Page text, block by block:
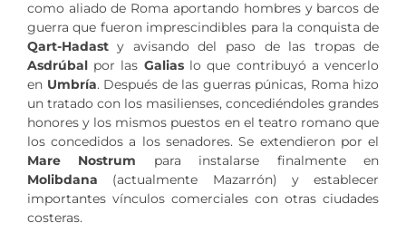
como aliado de Roma aportando hombres y barcos de
guerra que fueron imprescindibles para la conquista de
Qart-Hadasty avisando del paso de las tropas de
Asdrúbalpor las Galiaslo que contribuyó a vencerlo
en Umbría. Después de las guerras púnicas, Roma hizo
un tratado con los masilienses, concediéndoles grandes
honores y los mismos puestos en el teatro romano que
los concedidos a los senadores. Se extendieron por el
Mare Nostrum para instalarse finalmente en
Molibdana (actualmente Mazarrón) y establecer
importantes vínculos comerciales con otras ciudades
costeras.